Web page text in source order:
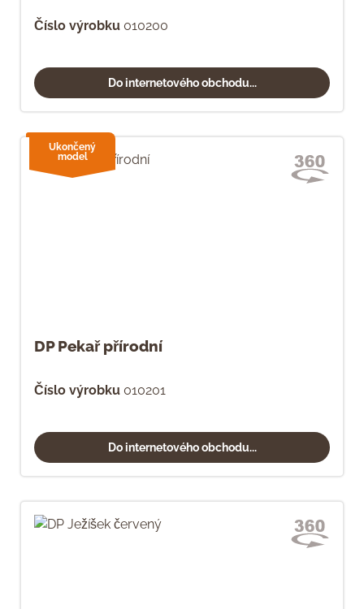
Číslo výrobku 010200
Do internetového obchodu...
DP Pekař přírodní
Číslo výrobku 010201
Do internetového obchodu...
Ukončený
model